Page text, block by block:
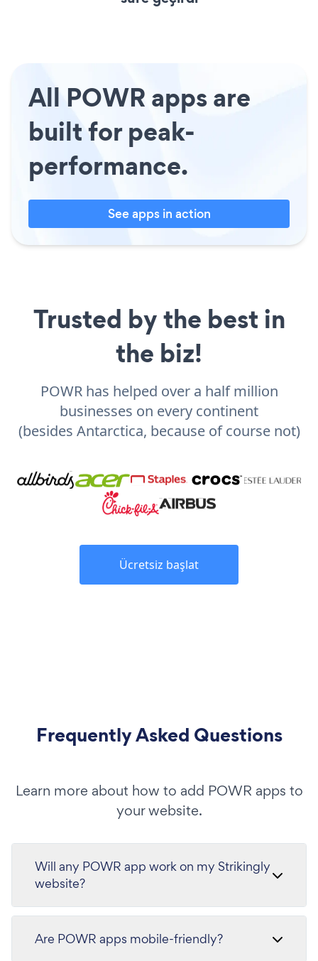
All POWR apps are
built for peak-
performance.
See apps in action
Trusted by the best in
the biz!
POWR has helped over a half million
businesses on every continent
(besides Antarctica, because of course not)
Ücretsiz başlat
Frequently Asked Questions
Learn more about how to add POWR apps to
your website.
Will any POWR app work on my Strikingly
website?
Are POWR apps mobile-friendly?